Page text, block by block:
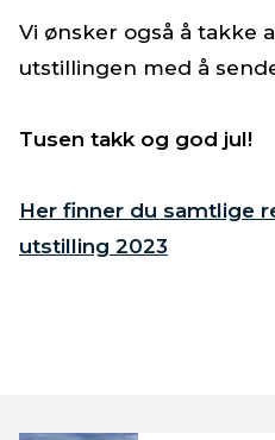
Vi ønsker også å takke
utstillingen med å
Tusen takk og god jul!
Her finner du samtlige
utstilling 2023